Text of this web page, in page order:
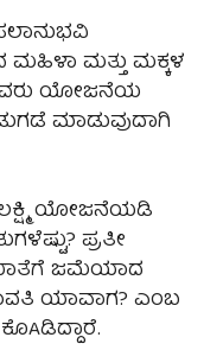
ಮತ್ತು ಮಕ್ಕಳ
ಅವರು ಯೋಜನೆಯ
ಮಾಡುವುದಾಗಿ
ಯೋಜನೆಯಡಿ
ಪ್ರತೀ
ಜಮೆಯಾದ
ಯಾವಾಗ? ಎಂಬ